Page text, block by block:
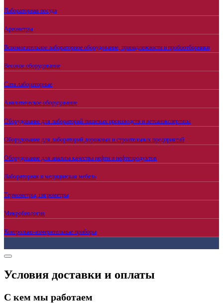
Лабораторная посуда
Ареометры
Вспомогательное лабораторное оборудование, принадлежности и пробоотборники
Весовое оборудование
Сита лабораторные
Аналитическое оборудование
Оборудование для лабораторий пищевых производств и ветсанэкспертизы
Оборудование для лабораторий дорожных и строительных предприятий
Оборудование для анализа качества нефти и нефтепродуктов
Лабораторная и медицинская мебель
Термометры, гигрометры
Микробиология
Контрольно-измерительные приборы
Условия доставки и оплаты
С кем мы работаем